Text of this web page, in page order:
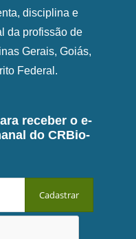
disciplina e
da profissão de
Gerais, Goiás,
Federal.
receber o e-
do CRBio-